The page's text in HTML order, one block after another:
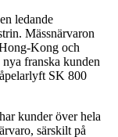
ledande
Mässnärvaron
Kong och
franska kunden
SK 800
kunder över hela
särskilt på